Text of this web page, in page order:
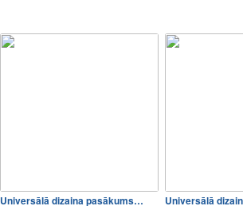
Universālā dizaina pasākums… Universālā